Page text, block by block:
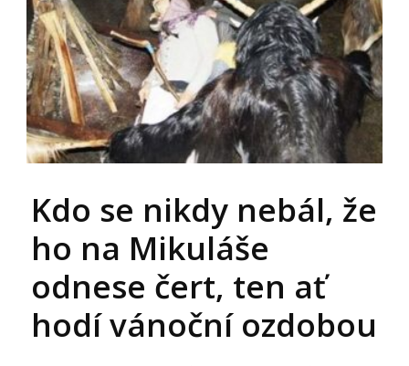
Kdo se nikdy nebál, že
ho na Mikuláše
odnese čert, ten ať
hodí vánoční ozdobou